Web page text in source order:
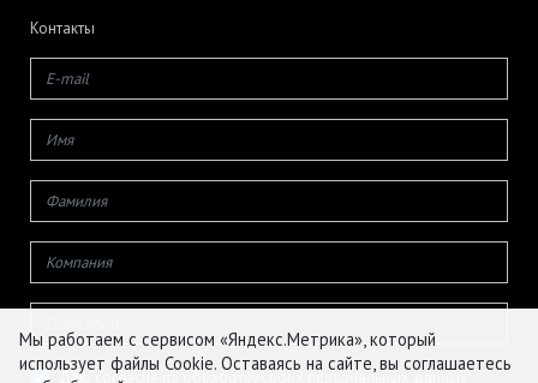
Контакты
Даю согласие на обработку своих персональных данных
Мы работаем с сервисом «Яндекс.Метрика», который
использует файлы Cookie. Оставаясь на сайте, вы соглашаетесь